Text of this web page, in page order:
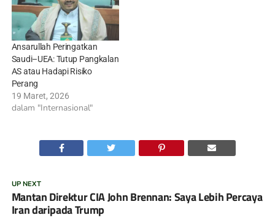
Ansarullah Peringatkan
Saudi–UEA: Tutup Pangkalan
AS atau Hadapi Risiko
Perang
19 Maret, 2026
dalam "Internasional"
UP NEXT
Mantan Direktur CIA John Brennan: Saya Lebih Percaya
Iran daripada Trump